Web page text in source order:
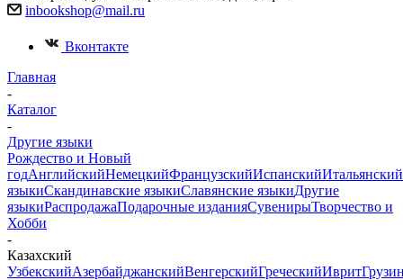
inbookshop@mail.ru
Вконтакте
Главная
-
Каталог
-
Другие языки
Рождество и Новый
годАнглийскийНемецкийФранцузскийИспанскийИтальянский
языкиСкандинавские языкиСлавянские языкиДругие
языкиРаспродажаПодарочные изданияСувенирыТворчество и
Хобби
-
Казахский
УзбекскийАзербайджанскийВенгерскийГреческийИврит